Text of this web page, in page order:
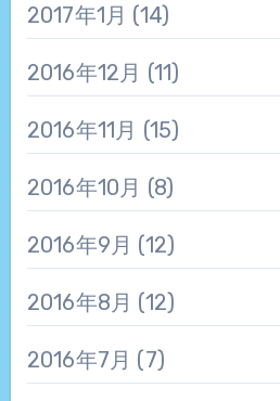
2017年1月 (14)
2016年12月 (11)
2016年11月 (15)
2016年10月 (8)
2016年9月 (12)
2016年8月 (12)
2016年7月 (7)